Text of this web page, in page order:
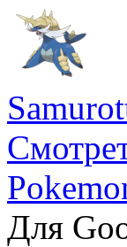
Для